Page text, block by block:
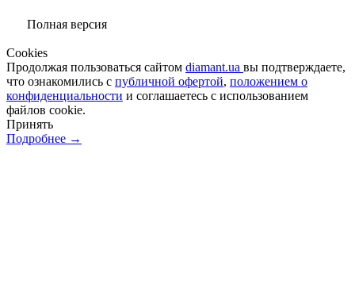
Полная версия
Сookies
Продолжая пользоваться сайтом diamant.ua вы подтверждаете,
что ознакомились с публичной офертой, положением о
конфиденциальности и соглашаетесь с использованием
файлов cookie.
Принять
Подробнее →